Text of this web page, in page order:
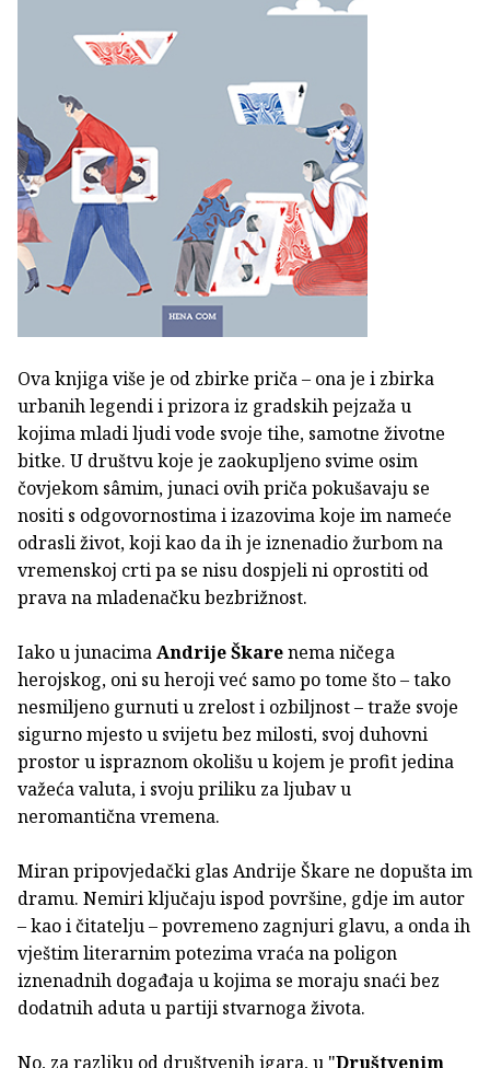
Ova knjiga više je od zbirke priča – ona je i zbirka
urbanih legendi i prizora iz gradskih pejzaža u
kojima mladi ljudi vode svoje tihe, samotne životne
bitke. U društvu koje je zaokupljeno svime osim
čovjekom sâmim, junaci ovih priča pokušavaju se
nositi s odgovornostima i izazovima koje im nameće
odrasli život, koji kao da ih je iznenadio žurbom na
vremenskoj crti pa se nisu dospjeli ni oprostiti od
prava na mladenačku bezbrižnost.
Iako u junacimaAndrije Škarenema ničega
herojskog, oni su heroji već samo po tome što – tako
nesmiljeno gurnuti u zrelost i ozbiljnost – traže svoje
sigurno mjesto u svijetu bez milosti, svoj duhovni
prostor u ispraznom okolišu u kojem je profit jedina
važeća valuta, i svoju priliku za ljubav u
neromantična vremena.
Miran pripovjedački glas Andrije Škare ne dopušta im
dramu. Nemiri ključaju ispod površine, gdje im autor
– kao i čitatelju – povremeno zagnjuri glavu, a onda ih
vještim literarnim potezima vraća na poligon
iznenadnih događaja u kojima se moraju snaći bez
dodatnih aduta u partiji stvarnoga života.
No, za razliku od društvenih igara, u "Društvenim